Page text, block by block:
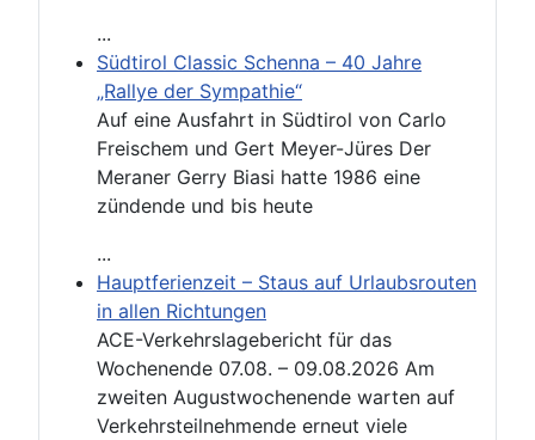
...
Südtirol Classic Schenna – 40 Jahre
„Rallye der Sympathie“
Auf eine Ausfahrt in Südtirol von Carlo
Freischem und Gert Meyer-Jüres Der
Meraner Gerry Biasi hatte 1986 eine
zündende und bis heute
...
Hauptferienzeit – Staus auf Urlaubsrouten
in allen Richtungen
ACE-Verkehrslagebericht für das
Wochenende 07.08. – 09.08.2026 Am
zweiten Augustwochenende warten auf
Verkehrsteilnehmende erneut viele